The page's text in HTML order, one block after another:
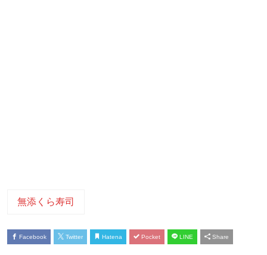
無添くら寿司
Facebook Twitter Hatena Pocket LINE Share